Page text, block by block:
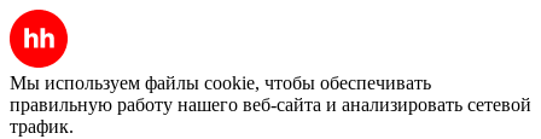
Мы используем файлы cookie, чтобы обеспечивать
правильную работу нашего веб-сайта и анализировать сетевой
трафик.